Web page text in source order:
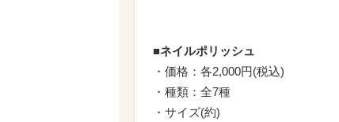
■ネイルポリッシュ
・価格：各2,000円(税込)
・種類：全7種
・サイズ(約)